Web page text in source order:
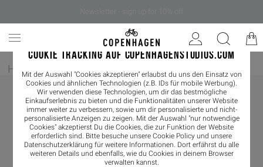
COOKIE TRACKING AUF COPENHAGENSTUDIOS.COM
Mit der Auswahl "Cookies akzeptieren" erlaubst du uns den Einsatz von
Cookies und ähnlichen Technologien (z.B. IDs für mobile Werbung).
Wir verwenden diese Technologien, um dir das bestmögliche
Einkaufserlebnis zu bieten und die Funktionalitäten unserer Website
immer weiter zu verbessern, sowie um dir personalisierte und nicht-
personalisierte Anzeigen zu zeigen. Mit der Auswahl "nur notwendige
Cookies" akzeptierst Du die Cookies, die zur Funktion der Website
erforderlich sind. Bitte besuche unsere Cookie Policy und unsere
Datenschutzerklärung für weitere Informationen. Dort erfährst du alle
weiteren Details und ebenfalls, wie du Cookies in deinem Browser
verwalten kannst.
Home / Damen/ Schmuck /Watch